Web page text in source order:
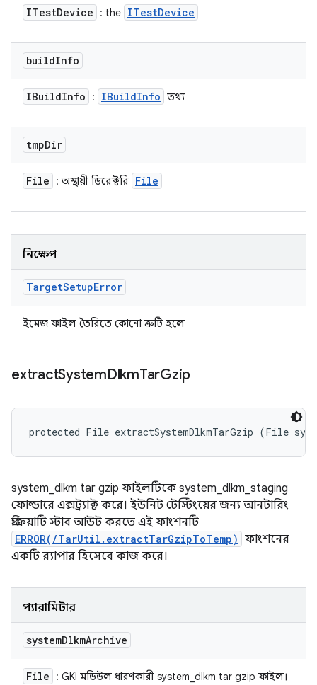
ITestDevice : the ITestDevice
buildInfo
IBuildInfo : IBuildInfo তথ্য
tmpDir
File : অস্থায়ী ডিরেক্টরি File
নিক্ষেপ
TargetSetupError
ইমেজ ফাইল তৈরিতে কোনো ত্রুটি হলে
extractSystemDlkmTarGzip
protected File extractSystemDlkmTarGzip (File
system_dlkm tar gzip ফাইলটিকে system_dlkm_staging
ফোল্ডারে এক্সট্র্যাক্ট করে। ইউনিট টেস্টিংয়ের জন্য আনটারিং
প্রক্রিয়াটি স্টাব আউট করতে এই ফাংশনটি
ERROR(/TarUtil.extractTarGzipToTemp) ফাংশনের
একটি র‍্যাপার হিসেবে কাজ করে।
প্যারামিটার
systemDlkmArchive
File : GKI মডিউল ধারণকারী system_dlkm tar gzip ফাইল।